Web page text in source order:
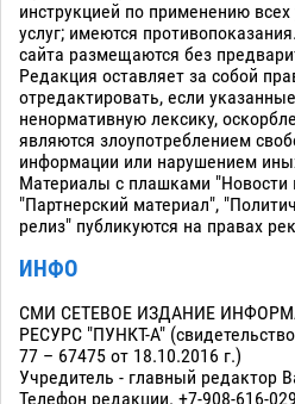
инструкцией по применению
услуг; имеются
сайта размещаются без
Редакция оставляет за собой
отредактировать, если
ненормативную лексику,
являются злоупотреблением
информации или нарушением
Материалы с плашками "Новости
"Партнерский материал",
релиз" публикуются на правах
ИНФО
СМИ СЕТЕВОЕ ИЗДАНИЕ
РЕСУРС "ПУНКТ-А"
77 – 67475 от 18.10.2016 г.)
Учредитель - главный редактор
Телефон редакции. +7-908-616-